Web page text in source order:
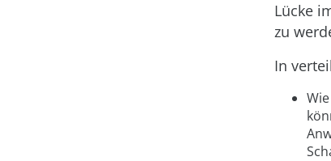
Lücke
zu
In